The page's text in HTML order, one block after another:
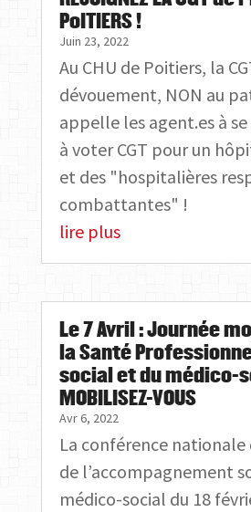
PoITIERS !
Juin 23, 2022
Au CHU de Poitiers, la
dévouement, NON au
appelle les agent.es à
à voter CGT pour un
et des "hospitalières
combattantes" !
lire plus
Le 7 Avril : Journée
la Santé
social et du médico-
MOBILISEZ-VOUS
Avr 6, 2022
La conférence nationale
de l’accompagnement
médico-social du 18